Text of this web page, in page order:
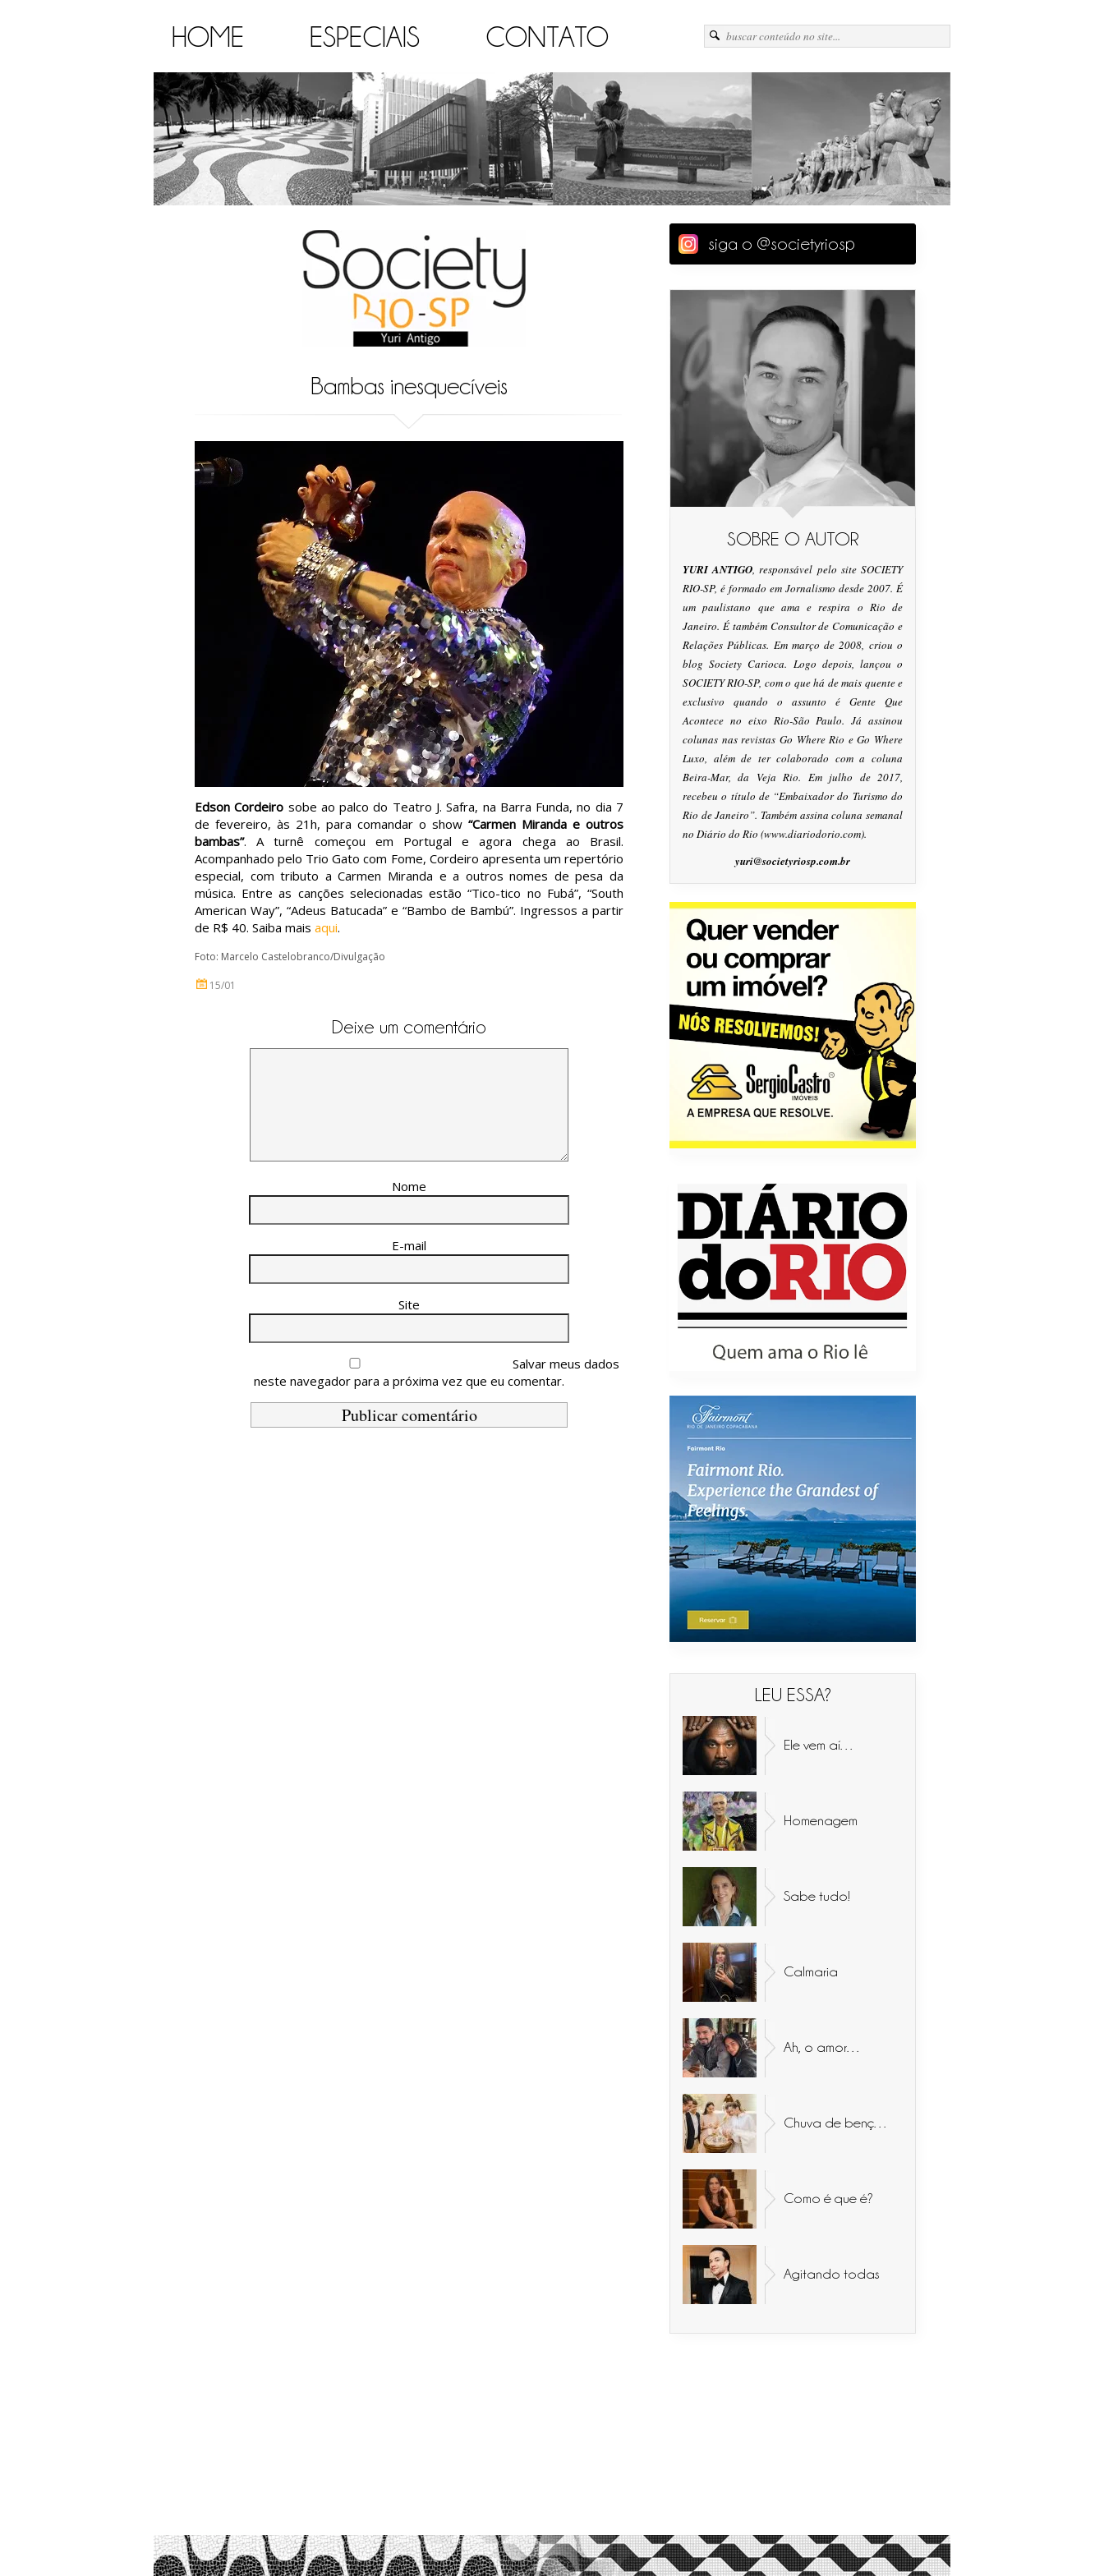
HOME ESPECIAIS CONTATO
Bambas inesquecíveis
Edson Cordeiro sobe ao palco do Teatro J. Safra, na Barra Funda, no dia 7
de fevereiro, às 21h, para comandar o show “Carmen Miranda e outros
bambas”. A turnê começou em Portugal e agora chega ao Brasil.
Acompanhado pelo Trio Gato com Fome, Cordeiro apresenta um repertório
especial, com tributo a Carmen Miranda e a outros nomes de pesa da
música. Entre as canções selecionadas estão “Tico-tico no Fubá”, “South
American Way”, “Adeus Batucada” e “Bambo de Bambú”. Ingressos a partir
de R$ 40. Saiba mais aqui.
Foto: Marcelo Castelobranco/Divulgação
15/01
Deixe um comentário
Nome
E-mail
Site
Salvar meus dados
neste navegador para a próxima vez que eu comentar.
siga o @societyriosp
SOBRE O AUTOR
YURI ANTIGO, responsável pelo site SOCIETY
RIO-SP, é formado em Jornalismo desde 2007. É
um paulistano que ama e respira o Rio de
Janeiro. É também Consultor de Comunicação e
Relações Públicas. Em março de 2008, criou o
blog Society Carioca. Logo depois, lançou o
SOCIETY RIO-SP, com o que há de mais quente e
exclusivo quando o assunto é Gente Que
Acontece no eixo Rio-São Paulo. Já assinou
colunas nas revistas Go Where Rio e Go Where
Luxo, além de ter colaborado com a coluna
Beira-Mar, da Veja Rio. Em julho de 2017,
recebeu o título de “Embaixador do Turismo do
Rio de Janeiro”. Também assina coluna semanal
no Diário do Rio (www.diariodorio.com).
yuri@societyriosp.com.br
LEU ESSA?
Ele vem aí…
Homenagem
Sabe tudo!
Calmaria
Ah, o amor…
Como é que é?
Agitando todas